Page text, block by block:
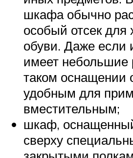
шкафа обычно
особый отсек для
обуви. Даже если
имеет небольшие
таком оснащении
удобным для
вместительным;
шкаф,
сверху